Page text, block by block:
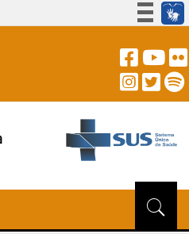
Acesso à informação
Canais